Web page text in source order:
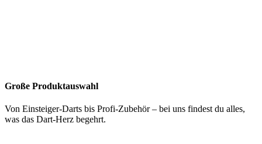
Große Produktauswahl
Von Einsteiger-Darts bis Profi-Zubehör – bei uns findest du alles,
was das Dart-Herz begehrt.